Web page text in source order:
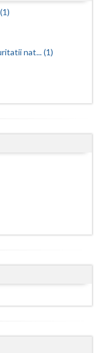
nat... (1)